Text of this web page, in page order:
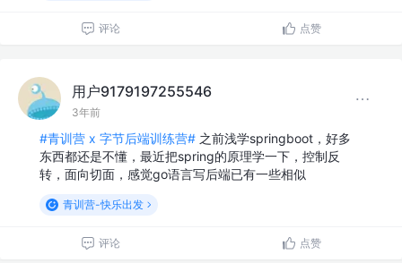
评论 点赞
用户9179197255546
3年前
#青训营 x 字节后端训练营# 之前浅学springboot，好多
东西都还是不懂，最近把spring的原理学一下，控制反
转，面向切面，感觉go语言写后端已有一些相似
青训营-快乐出发
评论 点赞